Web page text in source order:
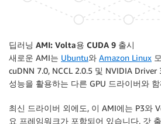
딥러닝 AMI: Volta용 CUDA 9 출시
새로운 AMI는 Ubuntu와 Amazon Linux
cuDNN 7.0, NCCL 2.0.5 및 NVIDIA
성능을 활용하는 다른 GPU 드라이버와
최신 드라이버 외에도, 이 AMI에는 P3와
요 프레임워크가 포함되어 있습니다. 갓